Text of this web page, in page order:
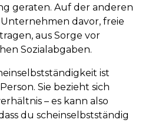
geraten. Auf der anderen
davor, freie
aus Sorge vor
Sozialabgaben.
ist
Sie bezieht sich
– es kann also
du scheinselbstständig